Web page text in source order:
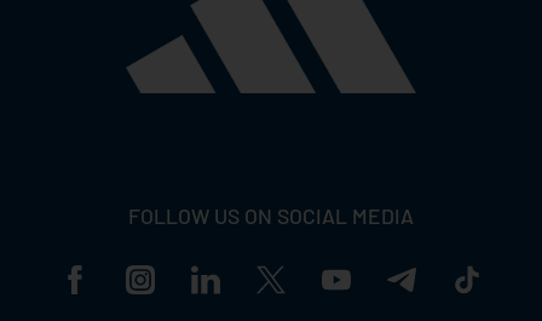
FOLLOW US ON SOCIAL MEDIA